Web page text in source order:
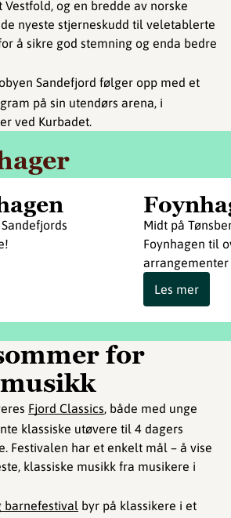
og en bredde av norske
nyeste stjerneskudd til veletablerte
å sikre god stemning og enda bedre
Sandefjord følger opp med et
på sin utendørs arena, i
ved Kurbadet.
Midt på
Foynhagen til
Les mer
for
Fjord Classics, både med unge
klassiske utøvere til 4 dagers
Festivalen har et enkelt mål – å vise
klassiske musikk fra musikere i
barnefestival byr på klassikere i et